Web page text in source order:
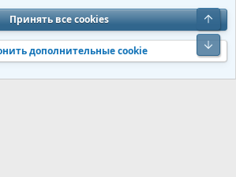
и правила
Помощь
S
S
® © 2010-2026 XenForo Ltd. Перевод от
s9e/MediaSites
Принять все cookies
дополнительные cookie
Верх
Низ